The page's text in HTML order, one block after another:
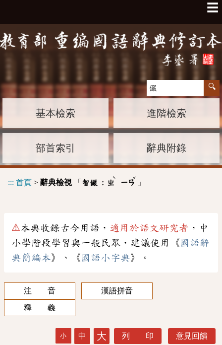
☰
基本檢索 進階檢索
部首索引 辭典附錄
::: 首頁 > 辭典檢視「 智儼 : ㄓ
ˋ
ㄧㄢ
ˇ
」
⚠本典收錄古今用語， 適用於語文研究者 ，中
小學階段學習與一般民眾，建議使用《 國語辭
典簡編本》、《 國語小字典》。
注 音
漢語拼音
釋 義
小 中 大 列 印 意見回饋